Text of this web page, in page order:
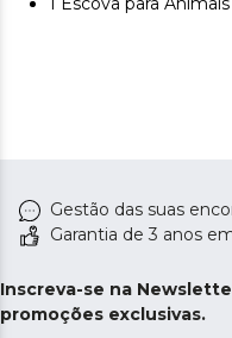
Gestão das suas
Garantia de 3 anos
Inscreva-se na
promoções exclusivas.